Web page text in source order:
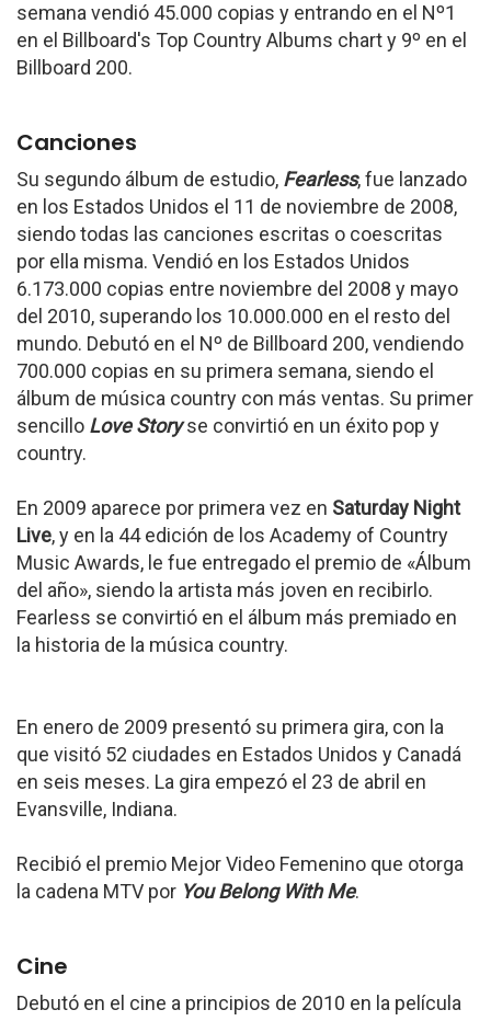
semana vendió 45.000 copias y entrando en el Nº1
en el Billboard's Top Country Albums chart y 9º en el
Billboard 200.
Canciones
Su segundo álbum de estudio, Fearless, fue lanzado
en los Estados Unidos el 11 de noviembre de 2008,
siendo todas las canciones escritas o coescritas
por ella misma. Vendió en los Estados Unidos
6.173.000 copias entre noviembre del 2008 y mayo
del 2010, superando los 10.000.000 en el resto del
mundo. Debutó en el Nº de Billboard 200, vendiendo
700.000 copias en su primera semana, siendo el
álbum de música country con más ventas. Su primer
sencillo Love Storyse convirtió en un éxito pop y
country.
En 2009 aparece por primera vez en Saturday Night
Live, y en la 44 edición de los Academy of Country
Music Awards, le fue entregado el premio de «Álbum
del año», siendo la artista más joven en recibirlo.
Fearless se convirtió en el álbum más premiado en
la historia de la música country.
En enero de 2009 presentó su primera gira, con la
que visitó 52 ciudades en Estados Unidos y Canadá
en seis meses. La gira empezó el 23 de abril en
Evansville, Indiana.
Recibió el premio Mejor Video Femenino que otorga
la cadena MTV por You Belong With Me.
Cine
Debutó en el cine a principios de 2010 en la película